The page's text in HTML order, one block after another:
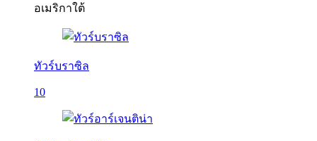
อเมริกาใต้
ทัวร์บราซิล
10